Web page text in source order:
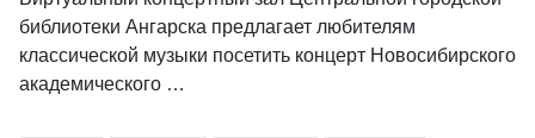
библиотеки Ангарска предлагает любителям
классической музыки посетить концерт Новосибирского
академического …